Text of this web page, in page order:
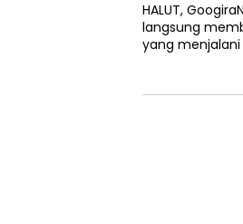
HALUT,
langsung
yang menjalani